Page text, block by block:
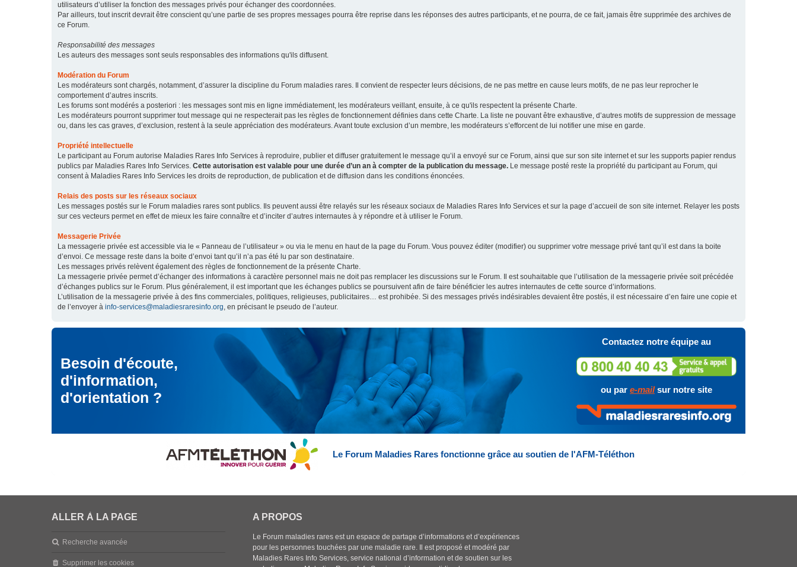
utilisateurs d’utiliser la fonction des messages privés pour échanger des coordonnées.
Par ailleurs, tout inscrit devrait être conscient qu’une partie de ses propres messages pourra être reprise dans les réponses des autres participants, et ne pourra, de ce fait, jamais être supprimée des archives de
ce Forum.
Responsabilité des messages
Les auteurs des messages sont seuls responsables des informations qu'ils diffusent.
Modération du Forum
Les modérateurs sont chargés, notamment, d’assurer la discipline du Forum maladies rares. Il convient de respecter leurs décisions, de ne pas mettre en cause leurs motifs, de ne pas leur reprocher le
comportement d’autres inscrits.
Les forums sont modérés a posteriori : les messages sont mis en ligne immédiatement, les modérateurs veillant, ensuite, à ce qu'ils respectent la présente Charte.
Les modérateurs pourront supprimer tout message qui ne respecterait pas les règles de fonctionnement définies dans cette Charte. La liste ne pouvant être exhaustive, d’autres motifs de suppression de message
ou, dans les cas graves, d’exclusion, restent à la seule appréciation des modérateurs. Avant toute exclusion d’un membre, les modérateurs s’efforcent de lui notifier une mise en garde.
Propriété intellectuelle
Le participant au Forum autorise Maladies Rares Info Services à reproduire, publier et diffuser gratuitement le message qu’il a envoyé sur ce Forum, ainsi que sur son site internet et sur les supports papier rendus
publics par Maladies Rares Info Services. Cette autorisation est valable pour une durée d’un an à compter de la publication du message. Le message posté reste la propriété du participant au Forum, qui
consent à Maladies Rares Info Services les droits de reproduction, de publication et de diffusion dans les conditions énoncées.
Relais des posts sur les réseaux sociaux
Les messages postés sur le Forum maladies rares sont publics. Ils peuvent aussi être relayés sur les réseaux sociaux de Maladies Rares Info Services et sur la page d’accueil de son site internet. Relayer les posts
sur ces vecteurs permet en effet de mieux les faire connaître et d’inciter d’autres internautes à y répondre et à utiliser le Forum.
Messagerie Privée
La messagerie privée est accessible via le « Panneau de l’utilisateur » ou via le menu en haut de la page du Forum. Vous pouvez éditer (modifier) ou supprimer votre message privé tant qu’il est dans la boite
d’envoi. Ce message reste dans la boite d’envoi tant qu’il n’a pas été lu par son destinataire.
Les messages privés relèvent également des règles de fonctionnement de la présente Charte.
La messagerie privée permet d’échanger des informations à caractère personnel mais ne doit pas remplacer les discussions sur le Forum. Il est souhaitable que l’utilisation de la messagerie privée soit précédée
d’échanges publics sur le Forum. Plus généralement, il est important que les échanges publics se poursuivent afin de faire bénéficier les autres internautes de cette source d’informations.
L’utilisation de la messagerie privée à des fins commerciales, politiques, religieuses, publicitaires… est prohibée. Si des messages privés indésirables devaient être postés, il est nécessaire d’en faire une copie et
de l’envoyer à info-services@maladiesraresinfo.org, en précisant le pseudo de l’auteur.
Besoin d'écoute,
d'information,
d'orientation ?
Contactez notre équipe au
ou par e-mailsur notre site
Le Forum Maladies Rares fonctionne grâce au soutien de l'AFM-Téléthon
ALLER À LA PAGE
Recherche avancée
Supprimer les cookies
A PROPOS
Le Forum maladies rares est un espace de partage d’informations et d’expériences
pour les personnes touchées par une maladie rare. Il est proposé et modéré par
Maladies Rares Info Services, service national d’information et de soutien sur les